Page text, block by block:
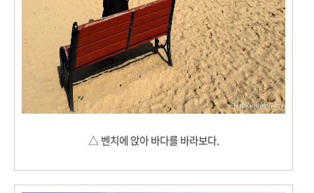
△ 벤치에 앉아 바다를 바라보다.